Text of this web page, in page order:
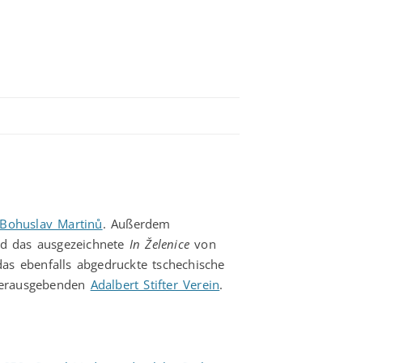
Bohuslav Martinů. Außerdem
das ausgezeichnete In Želenice von
ebenfalls abgedruckte tschechische
Adalbert Stifter Verein.